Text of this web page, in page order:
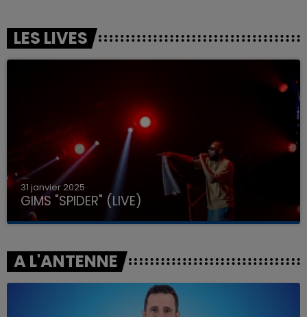
LES LIVES
31 janvier 2025
GIMS "SPIDER" (LIVE)
A L'ANTENNE